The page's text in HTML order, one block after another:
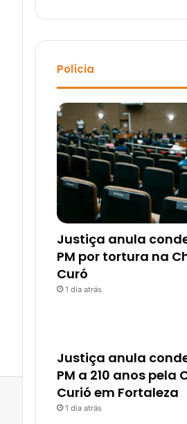
Polícia
Justiça anula
PM por tortura na
Curó
1 dia atrás
Justiça anula
PM a 210 anos pela
Curió em Fortaleza
1 dia atrás